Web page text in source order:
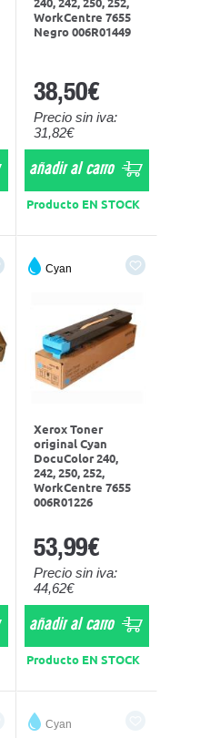
Producto EN STOCK
240, 242, 250, 252,
WorkCentre 7655
Negro 006R01449
38,50€
Precio sin iva:
31,82€
añadir al carro
Producto EN STOCK
Cyan
Xerox Toner
original Cyan
DocuColor 240,
242, 250, 252,
WorkCentre 7655
006R01226
53,99€
Precio sin iva:
44,62€
añadir al carro
Cyan